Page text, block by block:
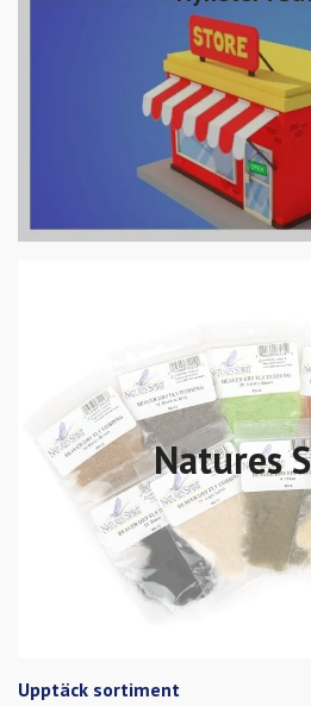
Natures
Upptäck sortiment